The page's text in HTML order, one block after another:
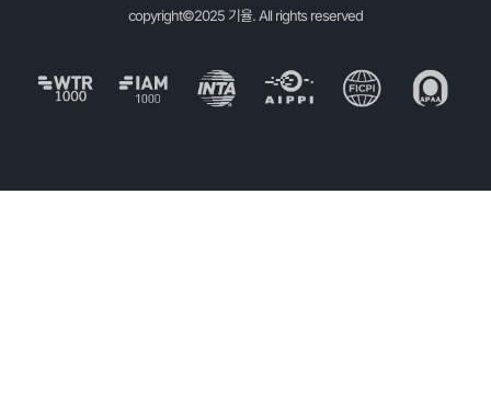
copyright©2025 기율. All rights reserved